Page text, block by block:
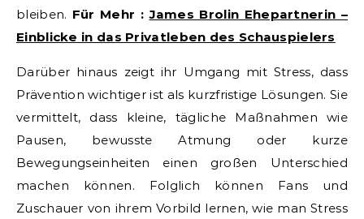
bleiben. Für Mehr :James Brolin Ehepartnerin –
Einblicke in das Privatleben des Schauspielers
Darüber hinaus zeigt ihr Umgang mit Stress, dass
Prävention wichtiger ist als kurzfristige Lösungen. Sie
vermittelt, dass kleine, tägliche Maßnahmen wie
Pausen, bewusste Atmung oder kurze
Bewegungseinheiten einen großen Unterschied
machen können. Folglich können Fans und
Zuschauer von ihrem Vorbild lernen, wie man Stress